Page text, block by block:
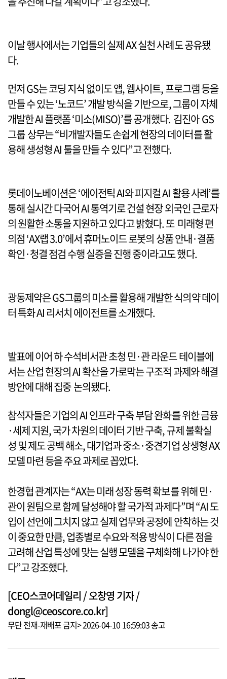
이날 행사에서는 기업들의 실제 AX 실천 사례도 공유됐
다.
먼저 GS는 코딩 지식 없이도 앱, 웹사이트, 프로그램 등을
만들 수 있는 ‘노코드’ 개발 방식을 기반으로, 그룹이 자체
개발한 AI 플랫폼 ‘미소(MISO)’를 공개했다. 김진아 GS
그룹 상무는 “비개발자들도 손쉽게 현장의 데이터를 활
용해 생성형 AI 툴을 만들 수 있다”고 전했다.
롯데이노베이션은 ‘에이전틱 AI와 피지컬 AI 활용 사례’를
통해 실시간 다국어 AI 통역기로 건설 현장 외국인 근로자
의 원활한 소통을 지원하고 있다고 밝혔다. 또 미래형 편
의점 ‘AX랩 3.0’에서 휴머노이드 로봇의 상품 안내·결품
확인·청결 점검 수행 실증을 진행 중이라고도 했다.
광동제약은 GS그룹의 미소를 활용해 개발한 식의약 데이
터 특화 AI 리서치 에이전트를 소개했다.
발표에 이어 하 수석비서관 초청 민·관 라운드 테이블에
서는 산업 현장의 AI 확산을 가로막는 구조적 과제와 해결
방안에 대해 집중 논의됐다.
참석자들은 기업의 AI 인프라 구축 부담 완화를 위한 금융
·세제 지원, 국가 차원의 데이터 기반 구축, 규제 불확실
성 및 제도 공백 해소, 대기업과 중소·중견기업 상생형 AX
모델 마련 등을 주요 과제로 꼽았다.
한경협 관계자는 “AX는 미래 성장 동력 확보를 위해 민·
관이 원팀으로 함께 달성해야 할 국가적 과제다”며 “AI 도
입이 선언에 그치지 않고 실제 업무와 공정에 안착하는 것
이 중요한 만큼, 업종별로 수요와 적용 방식이 다른 점을
고려해 산업 특성에 맞는 실행 모델을 구체화해 나가야 한
다”고 강조했다.
[CEO스코어데일리 / 오창영 기자 /
dongl@ceoscore.co.kr]
무단 전재-재배포 금지> 2026-04-10 16:59:03 송고